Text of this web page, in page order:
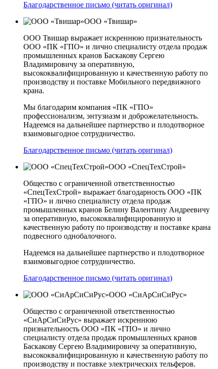
Благодарственное письмо (читать оригинал)
ООО «Твишар»
ООО Твишар выражает искреннюю признательность
ООО «ПК «ГПО» и лично специалисту отдела продаж
промышленных кранов Баскакову Сергею
Владимировичу за оперативную,
высококвалифицированную и качественную работу по
производству и поставке Мобильного передвижного
крана.
Мы благодарим компания «ПК «ГПО»
профессионализм, энтузиазм и доброжелательность.
Надеемся на дальнейшее партнерство и плодотворное
взаимовыгодное сотрудничество.
Благодарственное письмо (читать оригинал)
ООО «СпецТехСтрой»
Общество с ограниченной ответственностью
«СпецТехСтрой» выражает благодарность ООО «ПК
«ГПО» и лично специалисту отдела продаж
промышленных кранов Белину Валентину Андреевичу
за оперативную, высококвалифицированную и
качественную работу по производству и поставке крана
подвесного однобалочного.
Надеемся на дальнейшее партнерство и плодотворное
взаимовыгодное сотрудничество.
Благодарственное письмо (читать оригинал)
ООО «СиАрСиСиРус»
Общество с ограниченной ответственностью
«СиАрСиСиРус» выражает искреннюю
признательность ООО «ПК «ГПО» и лично
специалисту отдела продаж промышленных кранов
Баскакову Сергею Владимировичу за оперативную,
высококвалифицированную и качественную работу по
производству и поставке электрических тельферов.